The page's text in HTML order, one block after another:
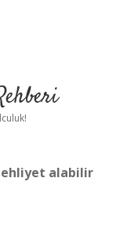
ehliyet alabilir